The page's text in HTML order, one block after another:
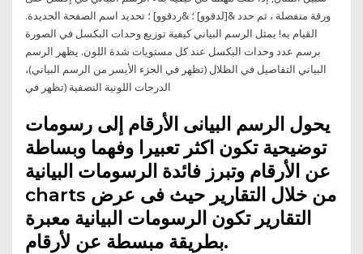
ورقة منفصلة ، ثم حدد &[لدقوو] ؛ &ردقوو] ؛ تحديد اسم الصفحة الجديدة.
القيام به! يمثل الرسم البياني كيفية توزيع وحدات البكسل في الصورة
برسم عدد وحدات البكسل عند كل مستويات شدة اللون. يظهر الرسم
البياني التفاصيل في الظلال (تظهر في الجزء الأيسر من الرسم البياني)،
الدرجات اللونية النصفية (تظهر في
يحول الرسم البيانى الأرقام إلى رسومات
توضيحية تكون اكثر تعبيرا وفهما وبساطة
عن الأرقام وتبرز فائدة الرسومات البيانية
charts من خلال التقارير حيث فى عرض
التقارير تكون الرسومات البيانية معبرة
بطريقة مبسطة عن لأرقام.